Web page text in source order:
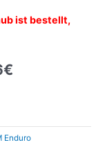
ist bestellt,
€
Enduro